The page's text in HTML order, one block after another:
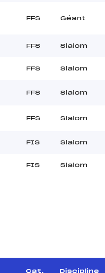
FFS Géant
FFS Slalom
FFS Slalom
FFS Slalom
FFS Slalom
FIS Slalom
FIS Slalom
Cat. Discipline